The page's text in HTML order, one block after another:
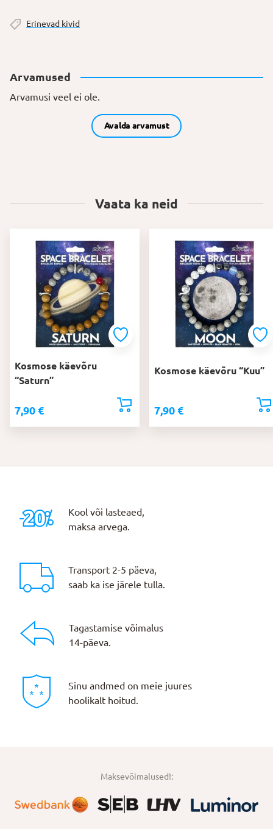
Erinevad kivid
Arvamused
Arvamusi veel ei ole.
Avalda arvamust
Vaata ka neid
Kosmose käevõru
“Saturn”
7,90 €
Kosmose käevõru “Kuu”
7,90 €
Kool või lasteaed,
maksa arvega.
Transport 2-5 päeva,
saab ka ise järele tulla.
Tagastamise võimalus
14-päeva.
Sinu andmed on meie juures
hoolikalt hoitud.
Maksevõimalused!: